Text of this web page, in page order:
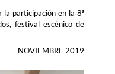
participación en la 8ª
festival escénico de
NOVIEMBRE 2019